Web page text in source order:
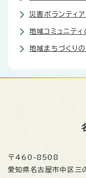
災害ボランティ
地域コミュニテ
地域まちづくり
〒460-8508
愛知県名古屋市中区三